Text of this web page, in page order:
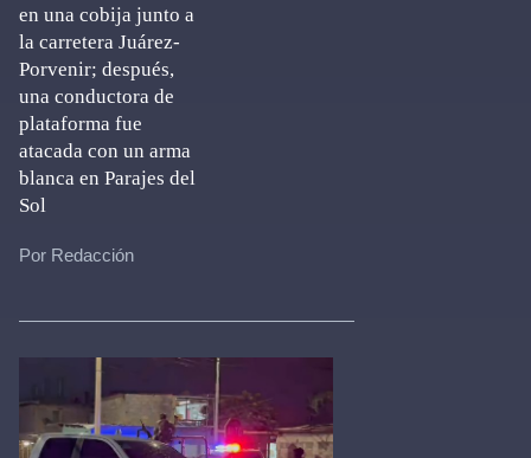
en una cobija junto a
la carretera Juárez-
Porvenir; después,
una conductora de
plataforma fue
atacada con un arma
blanca en Parajes del
Sol
Por Redacción